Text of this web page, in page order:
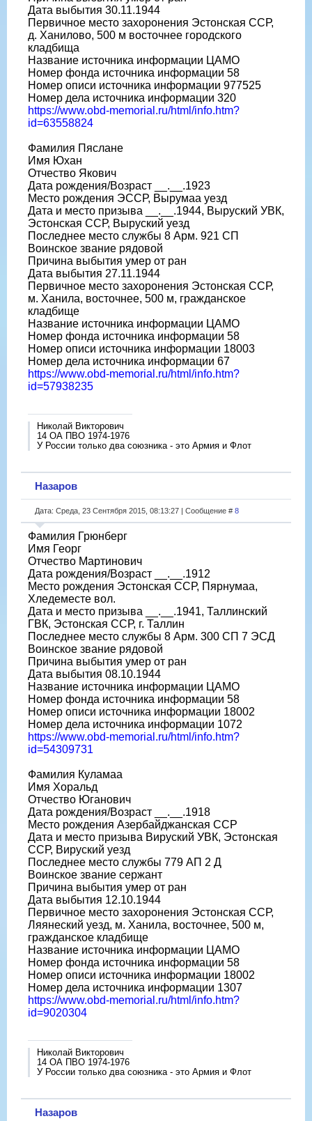
Дата выбытия 30.11.1944
Первичное место захоронения Эстонская ССР,
д. Ханилово, 500 м восточнее городского
кладбища
Название источника информации ЦАМО
Номер фонда источника информации 58
Номер описи источника информации 977525
Номер дела источника информации 320
https://www.obd-memorial.ru/html/info.htm?
id=63558824
Фамилия Пяслане
Имя Юхан
Отчество Якович
Дата рождения/Возраст __.__.1923
Место рождения ЭССР, Вырумаа уезд
Дата и место призыва __.__.1944, Выруский УВК,
Эстонская ССР, Выруский уезд
Последнее место службы 8 Арм. 921 СП
Воинское звание рядовой
Причина выбытия умер от ран
Дата выбытия 27.11.1944
Первичное место захоронения Эстонская ССР,
м. Ханила, восточнее, 500 м, гражданское
кладбище
Название источника информации ЦАМО
Номер фонда источника информации 58
Номер описи источника информации 18003
Номер дела источника информации 67
https://www.obd-memorial.ru/html/info.htm?
id=57938235
Николай Викторович
14 ОА ПВО 1974-1976
У России только два союзника - это Армия и Флот
Назаров
Дата: Среда, 23 Сентября 2015, 08:13:27 | Сообщение # 8
Фамилия Грюнберг
Имя Георг
Отчество Мартинович
Дата рождения/Возраст __.__.1912
Место рождения Эстонская ССР, Пярнумаа,
Хледеместе вол.
Дата и место призыва __.__.1941, Таллинский
ГВК, Эстонская ССР, г. Таллин
Последнее место службы 8 Арм. 300 СП 7 ЭСД
Воинское звание рядовой
Причина выбытия умер от ран
Дата выбытия 08.10.1944
Название источника информации ЦАМО
Номер фонда источника информации 58
Номер описи источника информации 18002
Номер дела источника информации 1072
https://www.obd-memorial.ru/html/info.htm?
id=54309731
Фамилия Куламаа
Имя Хоральд
Отчество Юганович
Дата рождения/Возраст __.__.1918
Место рождения Азербайджанская ССР
Дата и место призыва Вируский УВК, Эстонская
ССР, Вируский уезд
Последнее место службы 779 АП 2 Д
Воинское звание сержант
Причина выбытия умер от ран
Дата выбытия 12.10.1944
Первичное место захоронения Эстонская ССР,
Ляянеский уезд, м. Ханила, восточнее, 500 м,
гражданское кладбище
Название источника информации ЦАМО
Номер фонда источника информации 58
Номер описи источника информации 18002
Номер дела источника информации 1307
https://www.obd-memorial.ru/html/info.htm?
id=9020304
Николай Викторович
14 ОА ПВО 1974-1976
У России только два союзника - это Армия и Флот
Назаров